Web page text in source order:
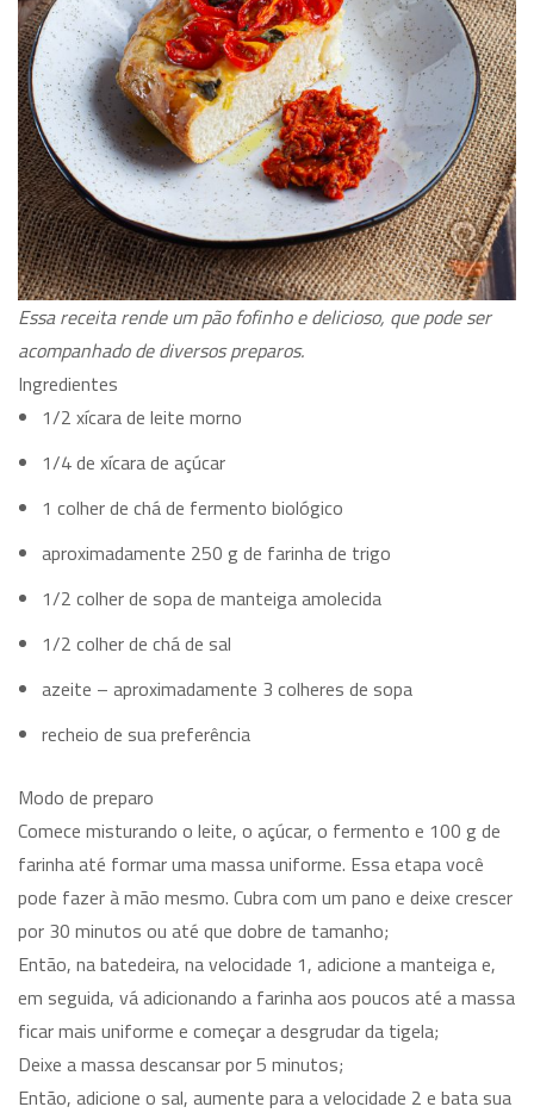
Essa receita rende um pão fofinho e delicioso, que pode ser
acompanhado de diversos preparos.
Ingredientes
1/2 xícara de leite morno
1/4 de xícara de açúcar
1 colher de chá de fermento biológico
aproximadamente 250 g de farinha de trigo
1/2 colher de sopa de manteiga amolecida
1/2 colher de chá de sal
azeite – aproximadamente 3 colheres de sopa
recheio de sua preferência
Modo de preparo
Comece misturando o leite, o açúcar, o fermento e 100 g de
farinha até formar uma massa uniforme. Essa etapa você
pode fazer à mão mesmo. Cubra com um pano e deixe crescer
por 30 minutos ou até que dobre de tamanho;
Então, na batedeira, na velocidade 1, adicione a manteiga e,
em seguida, vá adicionando a farinha aos poucos até a massa
ficar mais uniforme e começar a desgrudar da tigela;
Deixe a massa descansar por 5 minutos;
Então, adicione o sal, aumente para a velocidade 2 e bata sua